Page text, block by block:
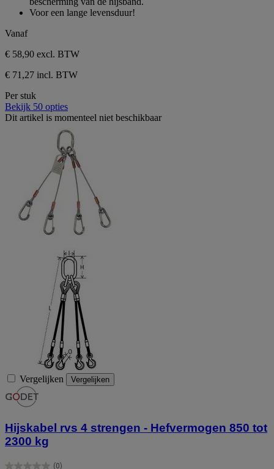
Voor een lange levensduur!
Vanaf
€ 58,90 excl. BTW
€ 71,27 incl. BTW
Per stuk
Bekijk 50 opties
Dit artikel is momenteel niet beschikbaar
Vergelijken Vergelijken
Hijskabel rvs 4 strengen - Hefvermogen 850 tot
2300 kg
(0)